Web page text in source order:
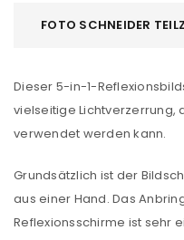
FOTO SCHNEIDER
Dieser 5-in-1-
vielseitige Lichtverzerrung,
verwendet werden kann.
Grundsätzlich ist der
aus einer Hand. Das
Reflexionsschirme ist sehr